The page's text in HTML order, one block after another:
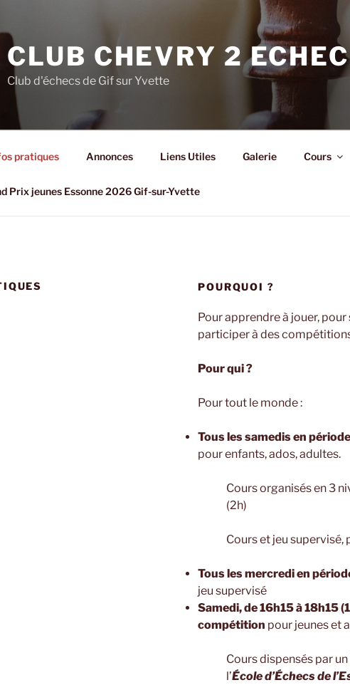
CLUB CHEVRY 2
Club d'échecs de Gif sur Yvette
pratiques Annonces Liens Utiles Galerie Cours
Prix jeunes Essonne 2026 Gif-sur-Yvette
POURQUOI ?
Pour apprendre à jouer,
participer à des
Pour qui ?
Pour tout le monde :
Tous les samedis en
pour enfants, ados, adultes.
Cours organisés en 3
(2h)
Cours et jeu
Tous les mercredi en
jeu supervisé
Samedi, de 16h15 à 18h15
compétition pour jeunes et
Cours dispensés par
l’École d’Échecs de